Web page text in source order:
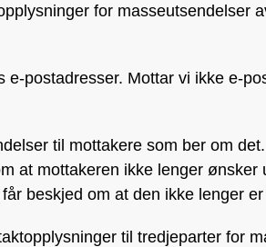
for masseutsendelser
e-postadresser. Mottar vi ikke e-
til mottakere som ber om
at mottakeren ikke lenger ønsker
beskjed om at den ikke lenger er
til tredjeparter for